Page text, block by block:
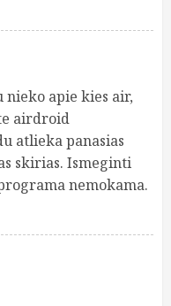
nieko apie kies air,
airdroid
atlieka panasias
skirias. Ismeginti
nemokama.